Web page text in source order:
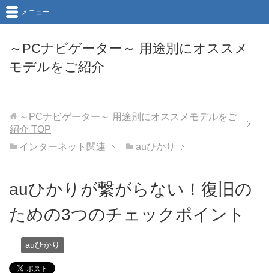
～PCナビゲーター～ 用途別にオススメ
モデルをご紹介
メニュー
～PCナビゲーター～ 用途別にオススメモデルをご
紹介 TOP
インターネット関連
auひかり
auひかりが繋がらない！復旧の
ための3つのチェックポイント
auひかり